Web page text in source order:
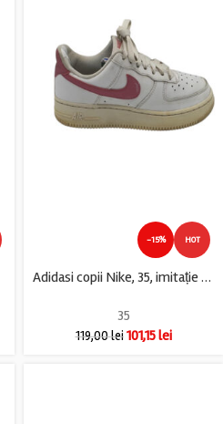
-15% HOT
Adidasi copii Nike, 35, imitație de piele, piele, alb
35
119,00lei 101,15lei